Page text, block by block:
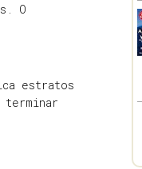
O
estratos